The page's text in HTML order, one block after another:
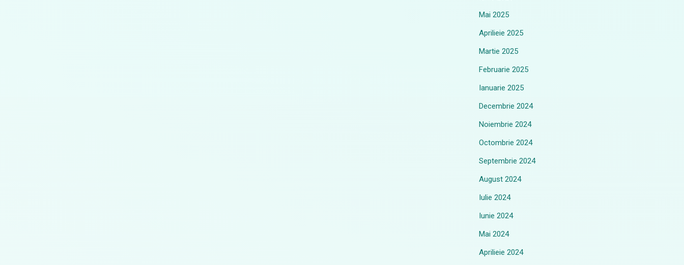
Mai 2025
Aprilieie 2025
Martie 2025
Februarie 2025
Ianuarie 2025
Decembrie 2024
Noiembrie 2024
Octombrie 2024
Septembrie 2024
August 2024
Iulie 2024
Iunie 2024
Mai 2024
Aprilieie 2024